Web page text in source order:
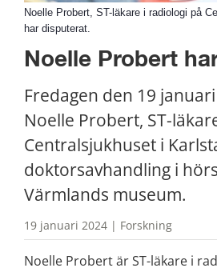
Noelle Probert, ST-läkare i radiologi på
har disputerat.
Noelle Probert
Fredagen den 19
Noelle Probert, ST-
Centralsjukhuset i
doktorsavhandling i
Värmlands museum.
19 januari 2024 | Forskning
Noelle Probert är ST-läkare i